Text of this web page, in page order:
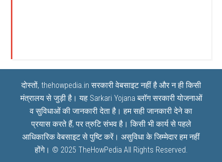
दोस्तों, thehowpedia.in सरकारी वेबसाइट नहीं है और न ही किसी
मंत्रालय से जुड़ी है। यह Sarkari Yojana ब्लॉग सरकारी योजनाओं
व सुविधाओं की जानकारी देता है। हम सही जानकारी देने का
प्रयास करते हैं, पर त्रुटि संभव है। किसी भी कार्य से पहले
आधिकारिक वेबसाइट से पुष्टि करें। असुविधा के जिम्मेदार हम नहीं
होंगे। © 2025 TheHowPedia All Rights Reserved.